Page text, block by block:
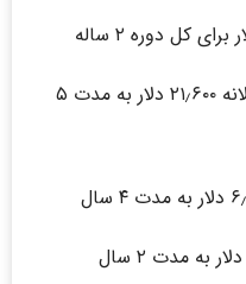
سالانه ۲۱٫۶۰۰ دلار به مدت ۵